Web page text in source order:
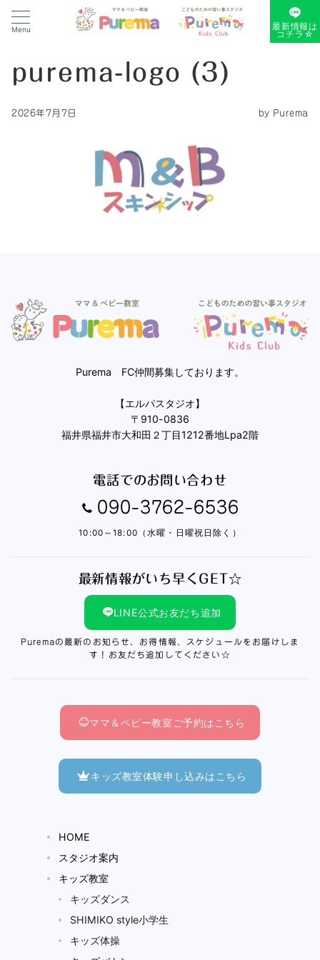
Menu 最新情報は
コチラ☆
purema-logo (3)
2026年7月7日 by Purema
Purema FC仲間募集しております。
【エルパスタジオ】
〒910-0836
福井県福井市大和田２丁目1212番地Lpa2階
電話でのお問い合わせ
090-3762-6536
10:00～18:00（水曜・日曜祝日除く）
最新情報がいち早くGET☆
LINE公式お友だち追加
Puremaの最新のお知らせ、お得情報、スケジュールをお届けしま
す！お友だち追加してください☆
ママ＆ベビー教室ご予約はこちら
キッズ教室体験申し込みはこちら
HOME
スタジオ案内
キッズ教室
キッズダンス
SHIMIKO style小学生
キッズ体操